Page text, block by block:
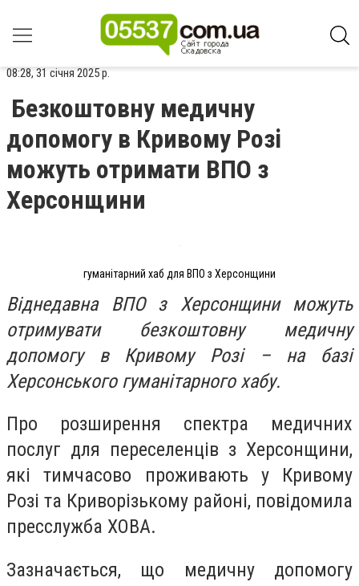
08:28, 31 січня 2025 р.
Безкоштовну медичну
допомогу в Кривому Розі
можуть отримати ВПО з
Херсонщини
гуманітарний хаб для ВПО з Херсонщини
Віднедавна ВПО з Херсонщини можуть
отримувати безкоштовну медичну
допомогу в Кривому Розі – на базі
Херсонського гуманітарного хабу.
Про розширення спектра медичних
послуг для переселенців з Херсонщини,
які тимчасово проживають у Кривому
Розі та Криворізькому районі, повідомила
пресслужба ХОВА.
Зазначається, що медичну допомогу